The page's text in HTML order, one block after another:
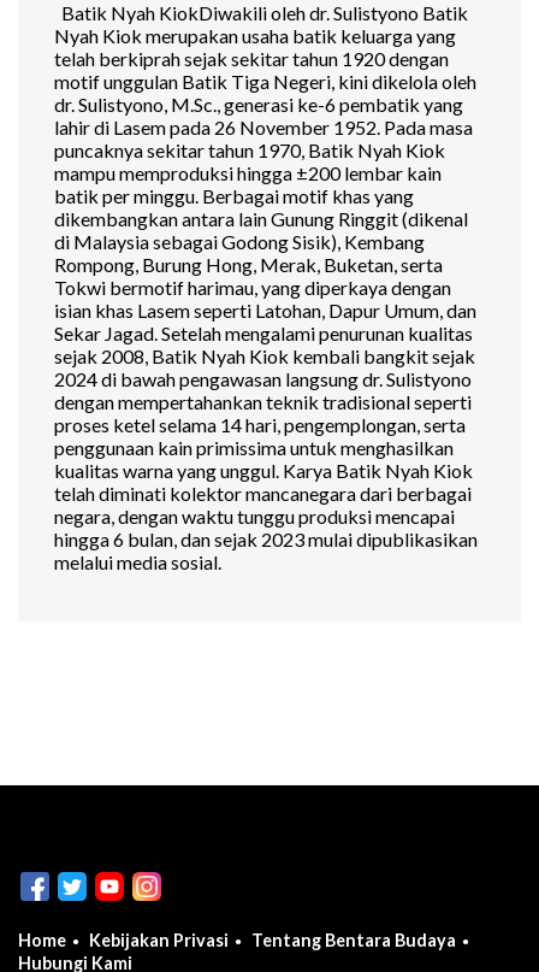
Batik Nyah KiokDiwakili oleh dr. Sulistyono Batik
Nyah Kiok merupakan usaha batik keluarga yang
telah berkiprah sejak sekitar tahun 1920 dengan
motif unggulan Batik Tiga Negeri, kini dikelola oleh
dr. Sulistyono, M.Sc., generasi ke-6 pembatik yang
lahir di Lasem pada 26 November 1952. Pada masa
puncaknya sekitar tahun 1970, Batik Nyah Kiok
mampu memproduksi hingga ±200 lembar kain
batik per minggu. Berbagai motif khas yang
dikembangkan antara lain Gunung Ringgit (dikenal
di Malaysia sebagai Godong Sisik), Kembang
Rompong, Burung Hong, Merak, Buketan, serta
Tokwi bermotif harimau, yang diperkaya dengan
isian khas Lasem seperti Latohan, Dapur Umum, dan
Sekar Jagad. Setelah mengalami penurunan kualitas
sejak 2008, Batik Nyah Kiok kembali bangkit sejak
2024 di bawah pengawasan langsung dr. Sulistyono
dengan mempertahankan teknik tradisional seperti
proses ketel selama 14 hari, pengemplongan, serta
penggunaan kain primissima untuk menghasilkan
kualitas warna yang unggul. Karya Batik Nyah Kiok
telah diminati kolektor mancanegara dari berbagai
negara, dengan waktu tunggu produksi mencapai
hingga 6 bulan, dan sejak 2023 mulai dipublikasikan
melalui media sosial.
Home Kebijakan Privasi
Tentang Bentara Budaya
Hubungi Kami